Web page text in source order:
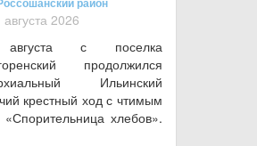
2026
с поселка
продолжился
Ильинский
крестный ход с чтимым
хлебов».